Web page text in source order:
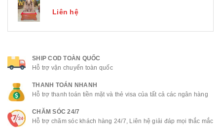
Liên hệ
SHIP COD TOÀN QUỐC
Hỗ trợ vận chuyển toàn quốc
THANH TOÁN NHANH
Hỗ trợ thanh toán tiền mặt và thẻ visa của tất cả các ngân hàng
CHĂM SÓC 24/7
Hỗ trợ chăm sóc khách hàng 24/7, Liên hệ giải đáp mọi thắc mắc